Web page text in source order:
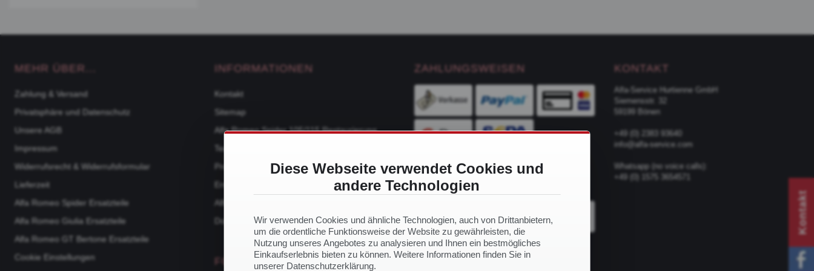
MEHR ÜBER...
Zahlung & Versand
Privatsphäre und Datenschutz
Unsere AGB
Impressum
Widerrufsrecht & Widerrufsformular
Lieferzeit
Alfa Romeo Spider Ersatzteile
Alfa Romeo Giulia Ersatzteile
Alfa Romeo GT Bertone Ersatzteile
Cookie Einstellungen
INFORMATIONEN
Kontakt
Sitemap
Alfa Romeo Spider 105/115 Restaurierung
Team
Produktkataloge
Ersatzteile nach Modell
Alfa Romeo 105 Ersatzteile
Downloads
FOLGE UNS
Kontakt
ZAHLUNGSWEISEN
VERSANDDIENSTLEISTER
KONTAKT
Alfa-Service Hurtienne GmbH
Siemensstr. 32
59199 Bönen
+49 (0) 2383 93640
info@alfa-service.com
Whatsapp (no voice calls):
+49 (0) 1575 3654571
Diese Webseite verwendet Cookies und
andere Technologien
Wir verwenden Cookies und ähnliche Technologien, auch von Drittanbietern,
um die ordentliche Funktionsweise der Website zu gewährleisten, die
Nutzung unseres Angebotes zu analysieren und Ihnen ein bestmögliches
Einkaufserlebnis bieten zu können. Weitere Informationen finden Sie in
unserer Datenschutzerklärung.